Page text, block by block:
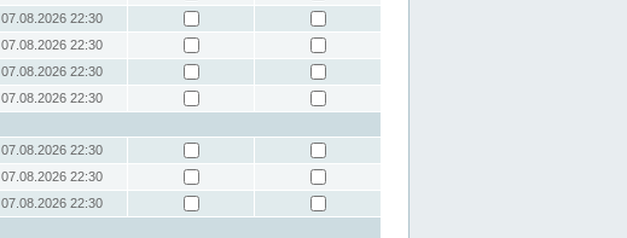
07.08.2026 22:30
07.08.2026 22:30
07.08.2026 22:30
07.08.2026 22:30
07.08.2026 22:30
07.08.2026 22:30
07.08.2026 22:30